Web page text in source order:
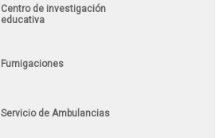
Centro de investigación
educativa
Fumigaciones
Servicio de Ambulancias